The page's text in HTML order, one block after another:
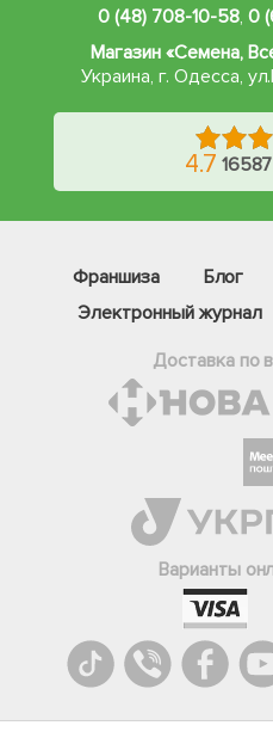
0 (48) 708-10-58, 0
Магазин «Семена,
Украина, г. Одесса,
4.7
Франшиза Блог
Электронный журнал
Доставка по
Варианты